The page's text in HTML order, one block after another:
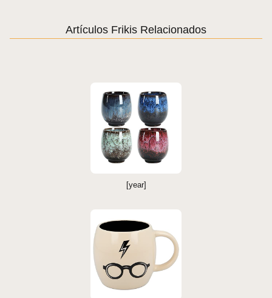
Artículos Frikis Relacionados
[year]